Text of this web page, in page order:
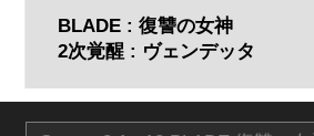
BLADE : 復讐の女神
2次覚醒 : ヴェンデッタ